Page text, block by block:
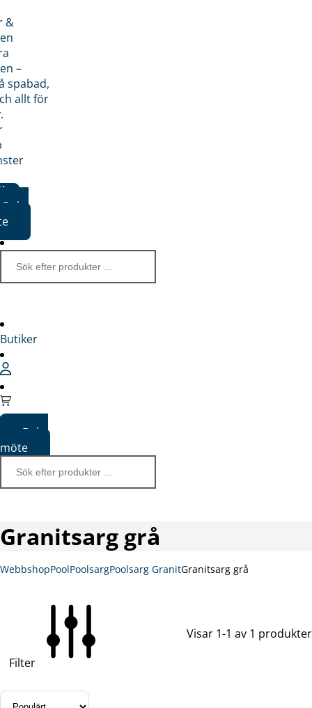
&
–
spabad,
allt för
Boka
Butiker
Boka
möte
Granitsarg grå
WebbshopPoolPoolsargPoolsarg GranitGranitsarg grå
Filter
Visar 1-1 av 1 produkter